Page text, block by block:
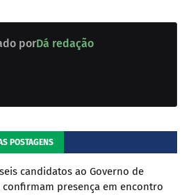
porDá redação
POSTAGENS
candidatos ao Governo de
confirmam presença em encontro